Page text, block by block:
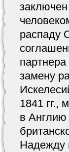
распаду
замену
1841 гг.,
в Англию
Надежду